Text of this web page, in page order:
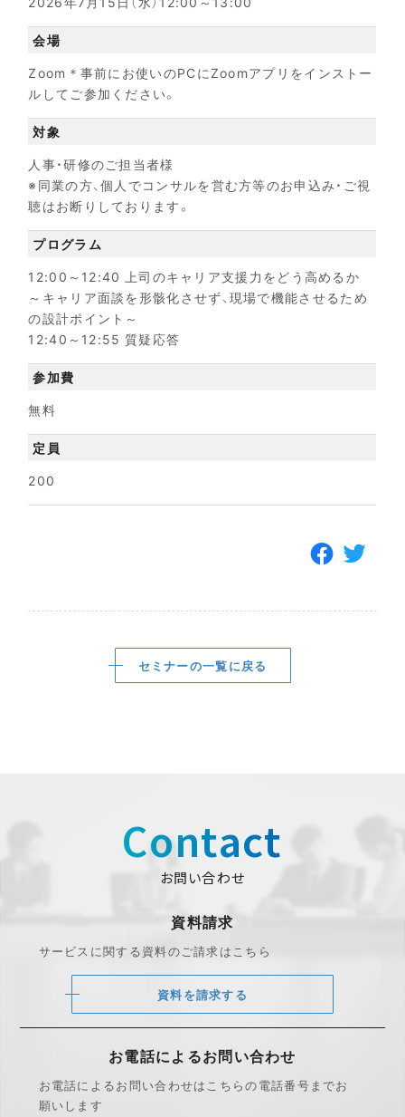
会場
Zoom＊事前にお使いのPCにZoomアプリをインストー
ルしてご参加ください。
対象
人事・研修のご担当者様
※同業の方、個人でコンサルを営む方等のお申込み・ご視
聴はお断りしております。
プログラム
12:00～12:40 上司のキャリア支援力をどう高めるか
～キャリア面談を形骸化させず、現場で機能させるため
の設計ポイント～
12:40～12:55 質疑応答
参加費
無料
定員
200
セミナーの一覧に戻る
Contact
お問い合わせ
資料請求
サービスに関する資料のご請求はこちら
資料を請求する
お電話によるお問い合わせ
お電話によるお問い合わせはこちらの電話番号までお
願いします